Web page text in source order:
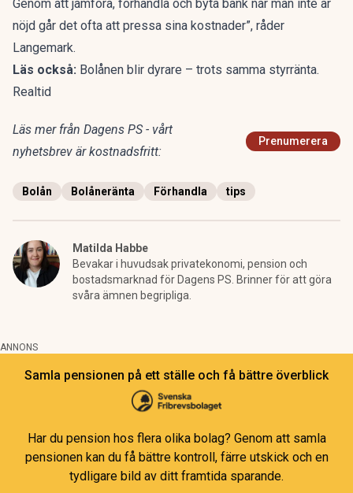
Genom att jämföra, förhandla och byta bank när man inte är
nöjd går det ofta att pressa sina kostnader”, råder
Langemark.
Läs också: Bolånen blir dyrare – trots samma styrränta.
Realtid
Läs mer från Dagens PS - vårt
nyhetsbrev är kostnadsfritt:
Prenumerera
Bolån Bolåneränta Förhandla tips
Matilda Habbe
Bevakar i huvudsak privatekonomi, pension och
bostadsmarknad för Dagens PS. Brinner för att göra
svåra ämnen begripliga.
ANNONS
Samla pensionen på ett ställe och få bättre överblick
Har du pension hos flera olika bolag? Genom att samla
pensionen kan du få bättre kontroll, färre utskick och en
tydligare bild av ditt framtida sparande.